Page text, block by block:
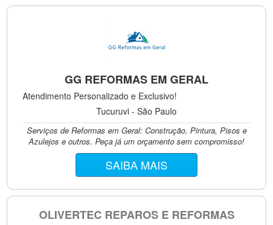
GG REFORMAS EM GERAL
Atendimento Personalizado e Exclusivo!
Tucuruvi - São Paulo
Serviços de Reformas em Geral: Construção, Pintura, Pisos e
Azulejos e outros. Peça já um orçamento sem compromisso!
SAIBA MAIS
OLIVERTEC REPAROS E REFORMAS